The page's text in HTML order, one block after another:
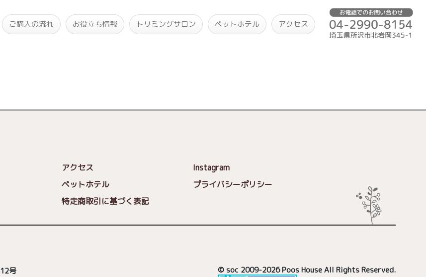
ご購入の流れ お役立ち情報 トリミングサロン ペットホテル アクセス
アクセス Instagram
ペットホテル
プライバシーポリシー
特定商取引に基づく表記
号 © soc 2009-2026Poos House All Rights Reserved.